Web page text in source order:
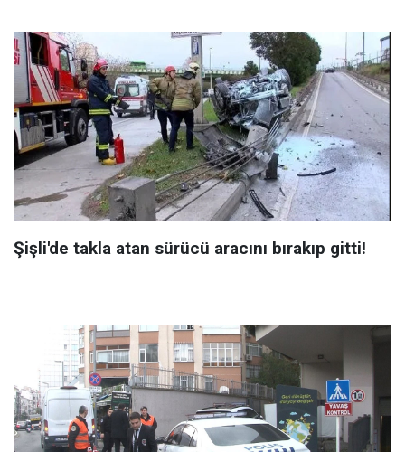
Şişli'de takla atan sürücü aracını bırakıp gitti!